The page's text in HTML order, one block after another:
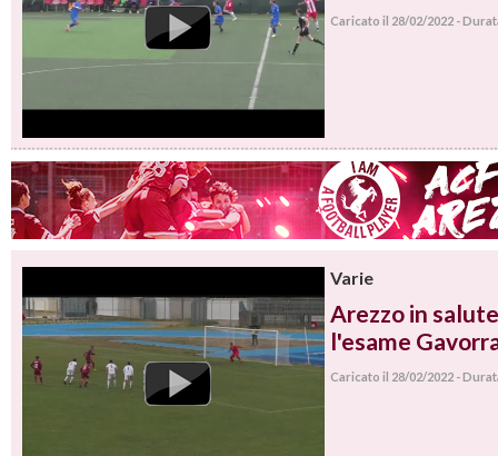
Caricato il 28/02/2022 -
Varie
Arezzo in
l'esame
Caricato il 28/02/2022 -